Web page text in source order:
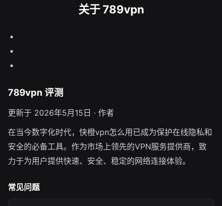
关于 789vpn
789vpn 评测
更新于 2026年5月15日 · 作者
在当今数字化时代，快橙vpn怎么用已成为保护在线隐私和
安全的必备工具。作为市场上领先的VPN服务提供商，致
力于为用户提供快速、安全、稳定的网络连接体验。
常见问题